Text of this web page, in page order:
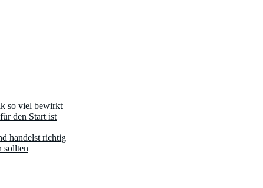
so viel bewirkt
den Start ist
handelst richtig
sollten